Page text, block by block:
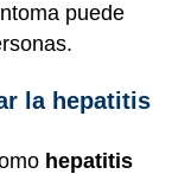
puede
la hepatitis
hepatitis